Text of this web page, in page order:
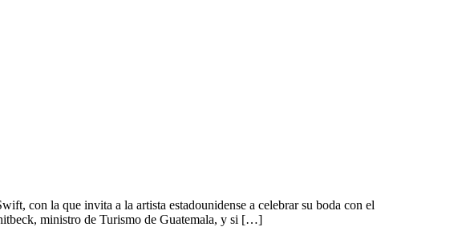
con la que invita a la artista estadounidense a celebrar su boda con el
ministro de Turismo de Guatemala, y si […]